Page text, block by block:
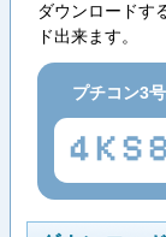
ダウンロードす
ド出来ます。
プチコン3